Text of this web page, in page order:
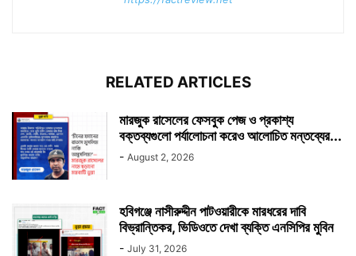
RELATED ARTICLES
মারজুক রাসেলের ফেসবুক পেজ ও প্রকাশ্য
বক্তব্যগুলো পর্যালোচনা করেও আলোচিত মন্তব্যের...
- August 2, 2026
হবিগঞ্জে নাসীরুদ্দীন পাটওয়ারীকে মারধরের দাবি
বিভ্রান্তিকর, ভিডিওতে দেখা ব্যক্তি এনসিপির মুবিন
- July 31, 2026